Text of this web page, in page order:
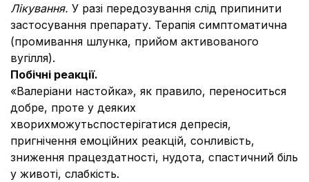
Лікування. У разі передозування слід припинити
застосування препарату. Терапія симптоматична
(промивання шлунка, прийом активованого
вугілля).
Побічні реакції.
«Валеріани настойка», як правило, переноситься
добре, проте у деяких
хворихможутьспостерігатися депресія,
пригнічення емоційних реакцій, сонливість,
зниження працездатності, нудота, спастичний біль
у животі, слабкість.